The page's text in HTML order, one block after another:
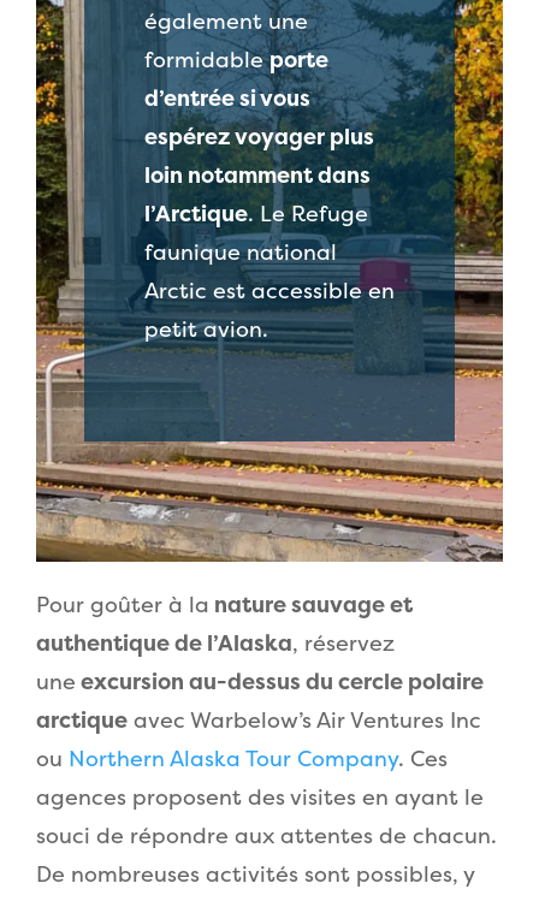
également une
formidableporte
d’entrée si vous
espérez voyager plus
loin notamment dans
l’Arctique. Le Refuge
faunique national
Arctic est accessible en
petit avion.
Pour goûter à la nature sauvage et
authentique de l’Alaska, réservez
une excursion au-dessus du cercle polaire
arctique avec Warbelow’s Air Ventures Inc
ou Northern Alaska Tour Company. Ces
agences proposent des visites en ayant le
souci de répondre aux attentes de chacun.
De nombreuses activités sont possibles, y